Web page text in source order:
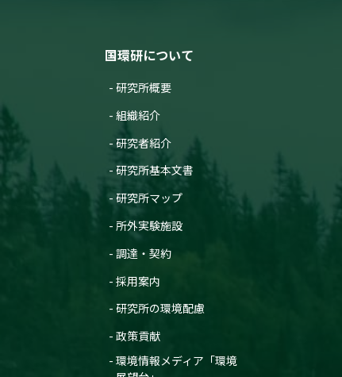
国環研について
研究所概要
組織紹介
研究者紹介
研究所基本文書
研究所マップ
所外実験施設
調達・契約
採用案内
研究所の環境配慮
政策貢献
環境情報メディア「環境